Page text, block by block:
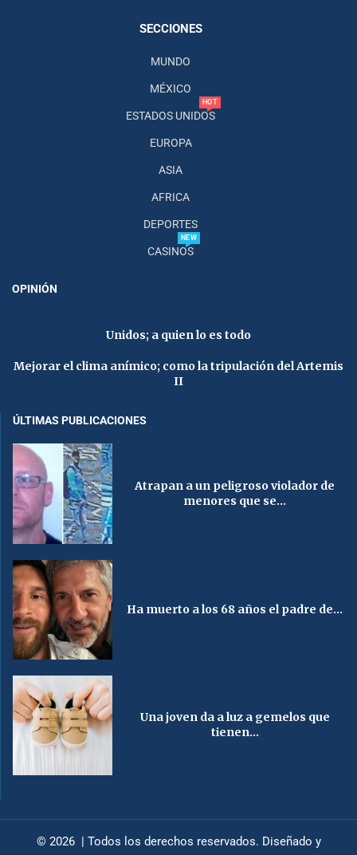
SECCIONES
MUNDO
MÉXICO
ESTADOS UNIDOS
HOT
EUROPA
ASIA
AFRICA
DEPORTES
CASINOS
NEW
OPINIÓN
Unidos; a quien lo es todo
Mejorar el clima anímico; como la tripulación del Artemis
II
ÚLTIMAS PUBLICACIONES
Atrapan a un peligroso violador de
menores que se...
Ha muerto a los 68 años el padre de...
Una joven da a luz a gemelos que
tienen...
© 2026 | Todos los derechos reservados. Diseñado y